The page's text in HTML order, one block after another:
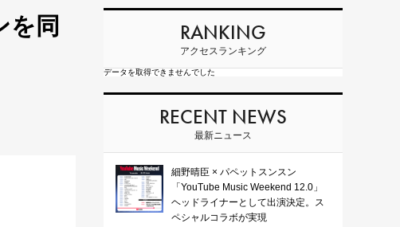
を同
RANKING
アクセスランキング
データを取得できませんでした
RECENT NEWS
最新ニュース
細野晴臣 × パペットスンスン
「YouTube Music Weekend 12.0」
ヘッドライナーとして出演決定。ス
ペシャルコラボが実現